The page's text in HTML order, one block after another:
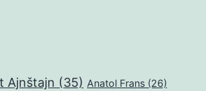
Ajnštajn (35) Anatol Frans (26)